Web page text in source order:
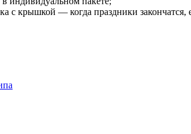
с крышкой — когда праздники